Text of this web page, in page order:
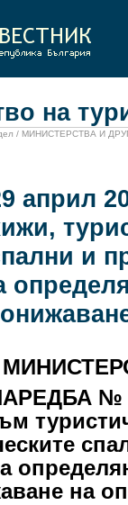
на
/ МИНИСТЕРСТВА И
април
и
№
на